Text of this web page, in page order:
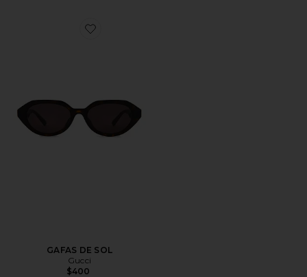
Favorite GAFAS DE SOL
GAFAS DE SOL
Gucci
$400